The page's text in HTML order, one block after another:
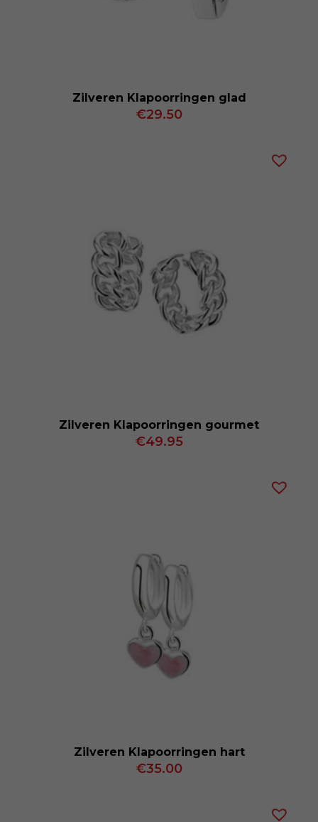
Zilveren Klapoorringen glad
€29.50
Zilveren Klapoorringen gourmet
€49.95
Zilveren Klapoorringen hart
€35.00